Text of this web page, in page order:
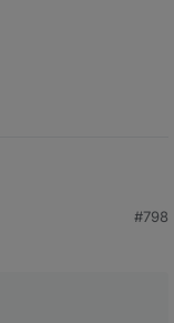
by node)#798